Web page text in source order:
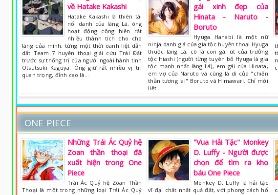
về Hatake Kakashi
Hatake Kakashi là thiên tài
nổi danh của làng Lá, ông
hoạt động cống hiến rất
nhiều thành tích cho cho
làng của mình, từng một thời oanh liệt dẫn
dắt Team 7 huyền thoại giải cứu Trái Đất
trước sự thống trị của người ngoài hành tinh
Otsutsuki Kaguya. Ông giữ rất nhiều vị trí
quan trọng, đỉnh cao là…
gái xinh đẹp của
Hinata - Naruto -
Boruto
Hyuga Hanabi là một nữ
ninja danh giá của gia tộc huyền thoại Hyuga
thuộc làng Lá, cô là con gái út của trưởng
tộc Hiashi (người từng tuyên bố Hyuga là gia
tộc mạnh nhất làng Lá), em gái của Hinata,
em vợ của Naruto và cũng là dì của "chiến
thần tương lai" Boruto và Himawari. Chỉ mới
liệt…
ONE PIECE
Những Trái Ác Quỷ hệ
Zoan thần thoại đã
xuất hiện trong One
Piece
Trái Ác Quỷ hệ Zoan Thần
Thoại là một trong những loại Trái Ác Quỷ
"Vua Hải Tặc" Monkey
D. Luffy - Người được
chọn để tìm ra kho
báu One Piece
Monkey D. Luffy là hải tặc
vĩ đại chất nhất quả đất, với phong cách hổ